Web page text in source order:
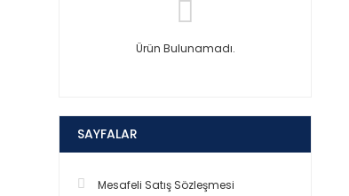
Ürün Bulunamadı.
SAYFALAR
Mesafeli Satış Sözleşmesi